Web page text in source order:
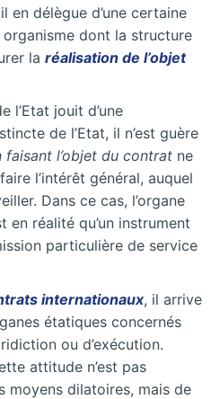
en délègue d’une certaine
organisme dont la structure
la réalisation de l’objet
l’Etat jouit d’une
de l’Etat, il n’est guère
faisant l’objet du contrat ne
l’intérêt général, auquel
Dans ce cas, l’organe
en réalité qu’un instrument
particulière de service
internationaux, il arrive
étatiques concernés
ou d’exécution.
attitude n’est pas
moyens dilatoires, mais de